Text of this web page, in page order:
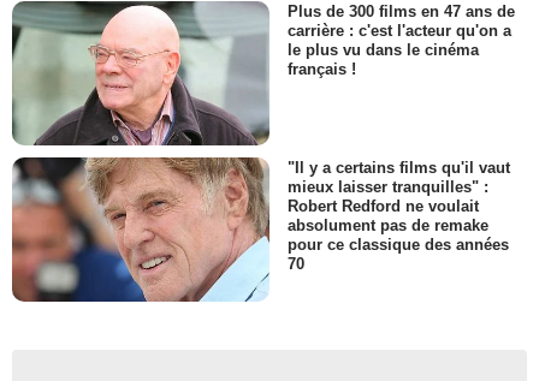
Plus de 300 films en 47 ans de
carrière : c'est l'acteur qu'on a
le plus vu dans le cinéma
français !
"Il y a certains films qu'il vaut
mieux laisser tranquilles" :
Robert Redford ne voulait
absolument pas de remake
pour ce classique des années
70